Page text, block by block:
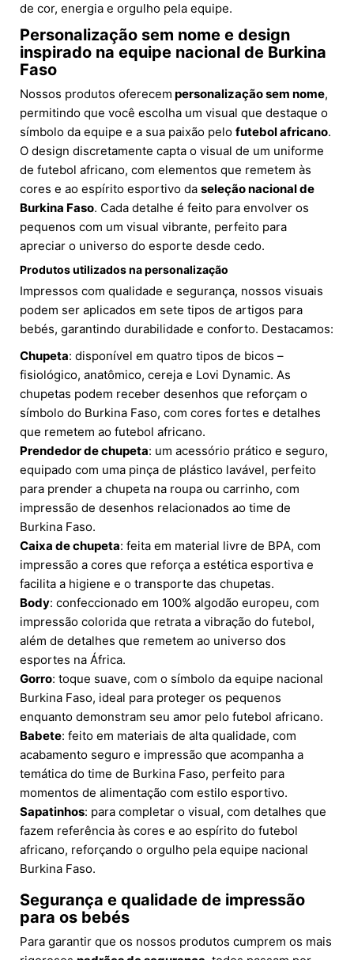
de cor, energia e orgulho pela equipe.
Personalização sem nome e design
inspirado na equipe nacional de Burkina
Faso
Nossos produtos oferecem personalização sem nome,
permitindo que você escolha um visual que destaque o
símbolo da equipe e a sua paixão pelo futebol africano.
O design discretamente capta o visual de um uniforme
de futebol africano, com elementos que remetem às
cores e ao espírito esportivo da seleção nacional de
Burkina Faso. Cada detalhe é feito para envolver os
pequenos com um visual vibrante, perfeito para
apreciar o universo do esporte desde cedo.
Produtos utilizados na personalização
Impressos com qualidade e segurança, nossos visuais
podem ser aplicados em sete tipos de artigos para
bebés, garantindo durabilidade e conforto. Destacamos:
Chupeta: disponível em quatro tipos de bicos –
fisiológico, anatômico, cereja e Lovi Dynamic. As
chupetas podem receber desenhos que reforçam o
símbolo do Burkina Faso, com cores fortes e detalhes
que remetem ao futebol africano.
Prendedor de chupeta: um acessório prático e seguro,
equipado com uma pinça de plástico lavável, perfeito
para prender a chupeta na roupa ou carrinho, com
impressão de desenhos relacionados ao time de
Burkina Faso.
Caixa de chupeta: feita em material livre de BPA, com
impressão a cores que reforça a estética esportiva e
facilita a higiene e o transporte das chupetas.
Body: confeccionado em 100% algodão europeu, com
impressão colorida que retrata a vibração do futebol,
além de detalhes que remetem ao universo dos
esportes na África.
Gorro: toque suave, com o símbolo da equipe nacional
Burkina Faso, ideal para proteger os pequenos
enquanto demonstram seu amor pelo futebol africano.
Babete: feito em materiais de alta qualidade, com
acabamento seguro e impressão que acompanha a
temática do time de Burkina Faso, perfeito para
momentos de alimentação com estilo esportivo.
Sapatinhos: para completar o visual, com detalhes que
fazem referência às cores e ao espírito do futebol
africano, reforçando o orgulho pela equipe nacional
Burkina Faso.
Segurança e qualidade de impressão
para os bebés
Para garantir que os nossos produtos cumprem os mais